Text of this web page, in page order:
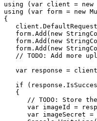
using (var client =
using (var form = new
{
form.Add(new
form.Add(new
form.Add(new
// TODO: Add more
var response =
if
   {
// TODO: Store
var imageId =
var imageSecret =